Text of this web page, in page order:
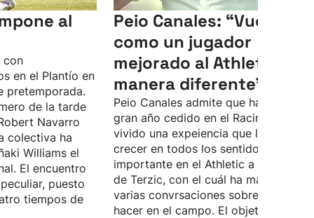
al
con
en el Plantío en
pretemporada.
de la tarde
Navarro
colectiva ha
Williams el
El encuentro
puesto
tiempos de
Peio Canales: “Vuelvo
como un jugador
mejorado al Athletic, de
manera diferente”
Peio Canales admite que ha pasado
gran año cedido en el Racing, donde
vivido una expeiencia que le ha
crecer en todos los sentidos. Quiere
importante en el Athletic a las
de Terzic, con el cuál ha mantenido
varias convrsaciones sobre lo que
hacer en el campo. El objetivo del